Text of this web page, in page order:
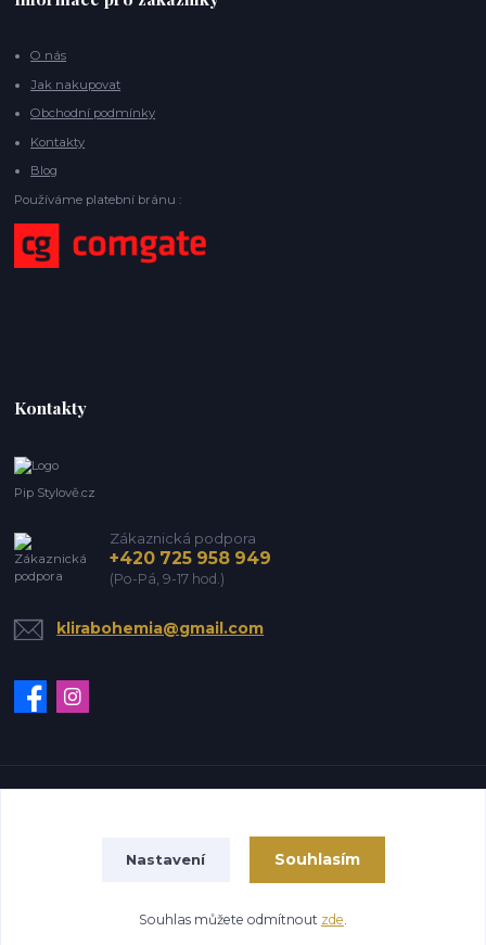
O nás
Jak nakupovat
Obchodní podmínky
Kontakty
Blog
Používáme platební bránu :
Kontakty
Pip Stylově.cz
Zákaznická podpora
+420 725 958 949
(Po-Pá, 9-17 hod.)
klirabohemia@gmail.com
Nastavení Souhlasím
Souhlas můžete odmítnout zde